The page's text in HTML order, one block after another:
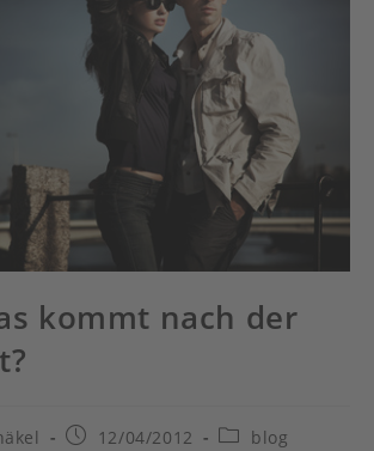
kommt nach der
Beitrag12/04/2012
Beitrags-
blog